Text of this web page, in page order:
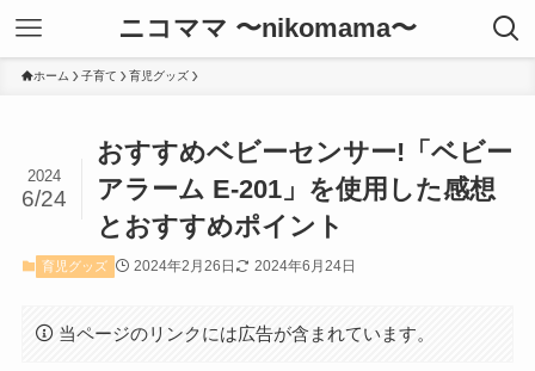
ニコママ 〜nikomama〜
ホーム 子育て 育児グッズ
おすすめベビーセンサー!「ベビー
アラーム E-201」を使用した感想
とおすすめポイント
2024
6/24
育児グッズ 2024年2月26日 2024年6月24日
当ページのリンクには広告が含まれています。